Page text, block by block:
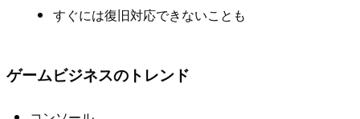
すぐには復旧対応できないことも
ゲームビジネスのトレンド